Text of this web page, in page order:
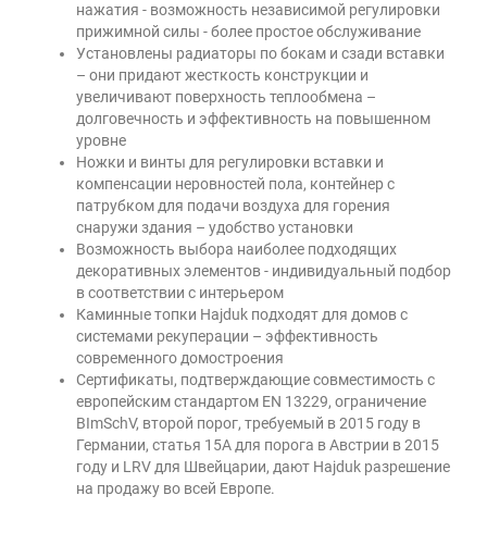
нажатия - возможность независимой регулировки
прижимной силы - более простое обслуживание
Установлены радиаторы по бокам и сзади вставки
– они придают жесткость конструкции и
увеличивают поверхность теплообмена –
долговечность и эффективность на повышенном
уровне
Ножки и винты для регулировки вставки и
компенсации неровностей пола, контейнер с
патрубком для подачи воздуха для горения
снаружи здания – удобство установки
Возможность выбора наиболее подходящих
декоративных элементов - индивидуальный подбор
в соответствии с интерьером
Каминные топки Hajduk подходят для домов с
системами рекуперации – эффективность
современного домостроения
Сертификаты, подтверждающие совместимость с
европейским стандартом EN 13229, ограничение
BImSchV, второй порог, требуемый в 2015 году в
Германии, статья 15A для порога в Австрии в 2015
году и LRV для Швейцарии, дают Hajduk разрешение
на продажу во всей Европе.